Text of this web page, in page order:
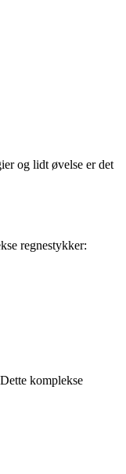
og lidt øvelse er det
regnestykker:
komplekse